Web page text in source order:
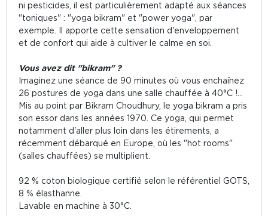
ni pesticides, il est particulièrement adapté aux séances
"toniques" : "yoga bikram" et "power yoga", par
exemple. Il apporte cette sensation d'enveloppement
et de confort qui aide à cultiver le calme en soi.
Vous avez dit "bikram" ?
Imaginez une séance de 90 minutes où vous enchaînez
26 postures de yoga dans une salle chauffée à 40°C !...
Mis au point par Bikram Choudhury, le yoga bikram a pris
son essor dans les années 1970. Ce yoga, qui permet
notamment d'aller plus loin dans les étirements, a
récemment débarqué en Europe, où les "hot rooms"
(salles chauffées) se multiplient.
92 % coton biologique certifié selon le référentiel GOTS,
8 % élasthanne.
Lavable en machine à 30°C.